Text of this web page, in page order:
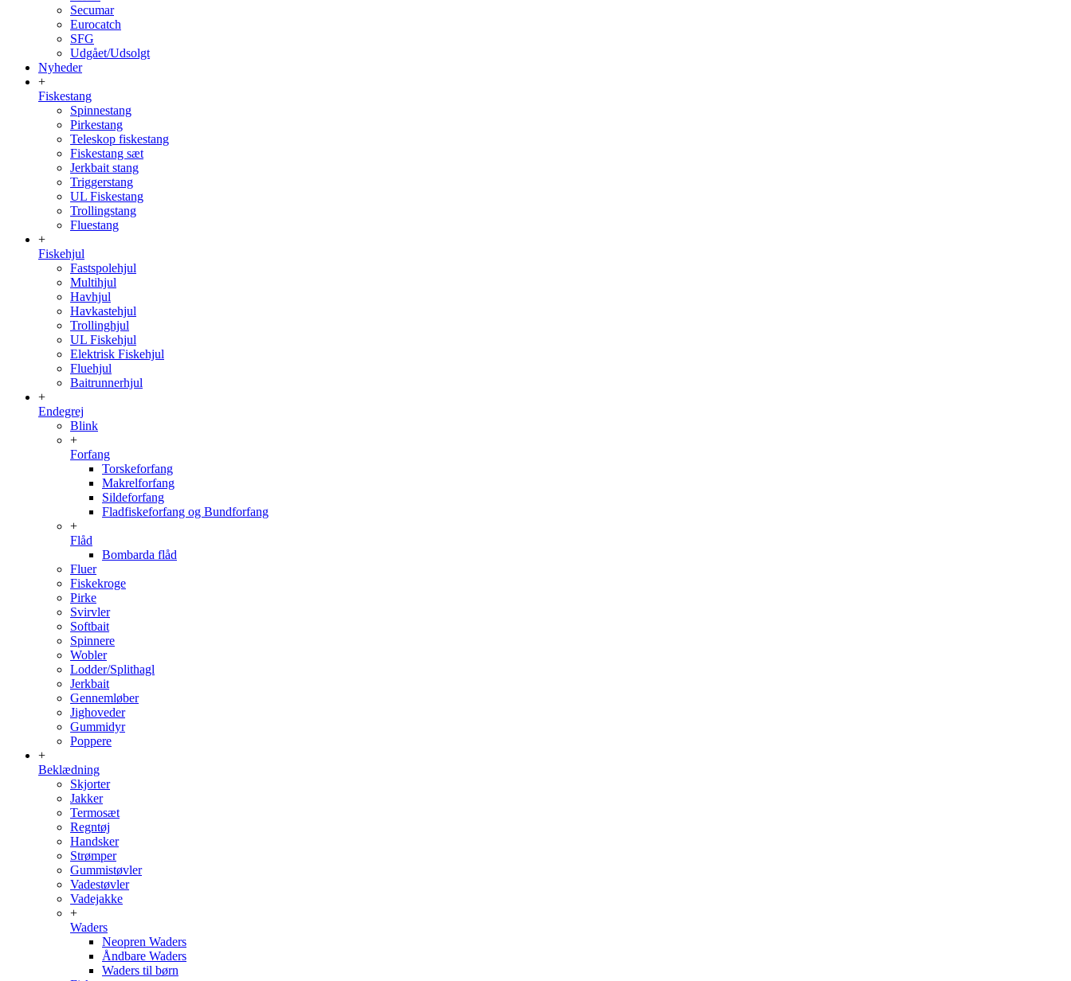
Secumar
Eurocatch
SFG
Udgået/Udsolgt
Nyheder
+
Fiskestang
Spinnestang
Pirkestang
Teleskop fiskestang
Fiskestang sæt
Jerkbait stang
Triggerstang
UL Fiskestang
Trollingstang
Fluestang
+
Fiskehjul
Fastspolehjul
Multihjul
Havhjul
Havkastehjul
Trollinghjul
UL Fiskehjul
Elektrisk Fiskehjul
Fluehjul
Baitrunnerhjul
+
Endegrej
Blink
+
Forfang
Torskeforfang
Makrelforfang
Sildeforfang
Fladfiskeforfang og Bundforfang
+
Flåd
Bombarda flåd
Fluer
Fiskekroge
Pirke
Svirvler
Softbait
Spinnere
Wobler
Lodder/Splithagl
Jerkbait
Gennemløber
Jighoveder
Gummidyr
Poppere
+
Beklædning
Skjorter
Jakker
Termosæt
Regntøj
Handsker
Strømper
Gummistøvler
Vadestøvler
Vadejakke
+
Waders
Neopren Waders
Åndbare Waders
Waders til børn